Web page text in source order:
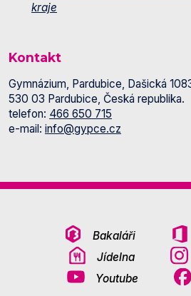
kraje
Kontakt
Gymnázium, Pardubice, Dašická
530 03 Pardubice, Česká republika.
telefon: 466 650 715
e-mail: info@gypce.cz
Bakaláři
Jídelna
Youtube